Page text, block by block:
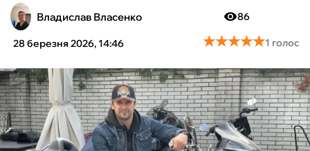
ТЕНІС
КІБЕРСПОРТ
ЧС-2026
ФУТЗАЛ
Владислав Власенко
28 березня 2026, 14:46
86
★★★★★
★★★★★1 голос